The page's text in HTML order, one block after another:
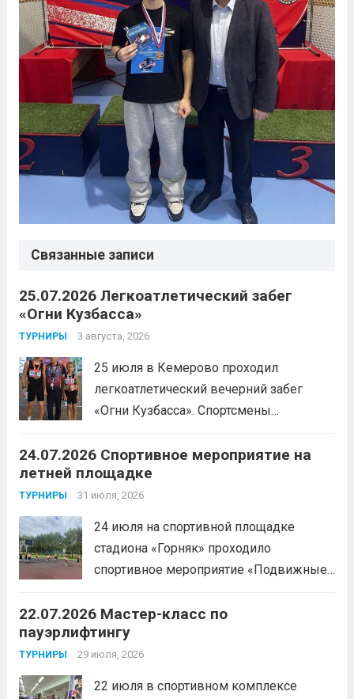
Связанные записи
25.07.2026 Легкоатлетический забег
«Огни Кузбасса»
ТУРНИРЫ 3 августа, 2026
25 июля в Кемерово проходил
легкоатлетический вечерний забег
«Огни Кузбасса». Спортсмены
приняли участие в забеге и заняли
следующие призовые места:1 место —
Шабалин Максим, Щербунова Милана,
24.07.2026 Спортивное мероприятие на
летней площадке
ТУРНИРЫ 31 июля, 2026
24 июля на спортивной площадке
стадиона «Горняк» проходило
спортивное мероприятие «Подвижные
«хоккей».Читать дальше
22.07.2026 Мастер-класс по
пауэрлифтингу
ТУРНИРЫ 29 июля, 2026
22 июля в спортивном комплексе